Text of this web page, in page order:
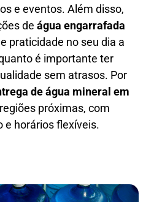
e eventos. Além disso,
de água engarrafada
praticidade no seu dia a
é importante ter
sem atrasos. Por
de água mineral em
próximas, com
e horários flexíveis.